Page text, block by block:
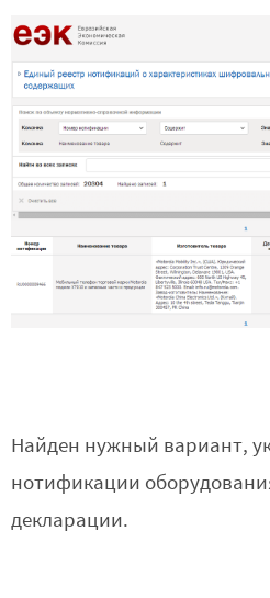
Найден нужный вариант,
нотификации
декларации.